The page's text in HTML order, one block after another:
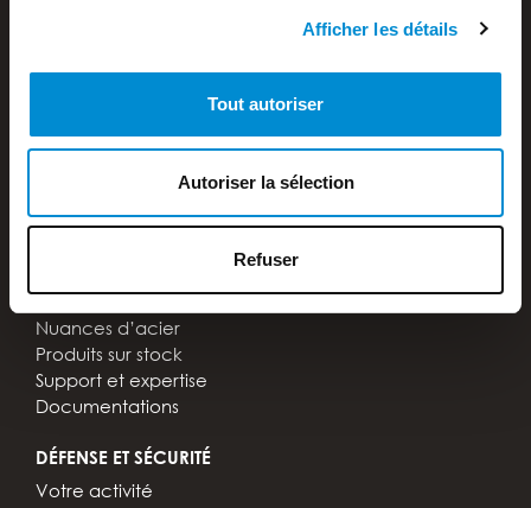
Afficher les détails
Tout autoriser
Autoriser la sélection
Refuser
Accessoires pour chariot élévateur
Modifications et réparations
Tout savoir sur les chariots élévateurs
Documentations
Votre activité
Nuances d’acier
Produits sur stock
Support et expertise
Documentations
DÉFENSE ET SÉCURITÉ
Votre activité